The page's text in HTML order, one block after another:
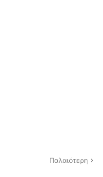
Παλαιότερη